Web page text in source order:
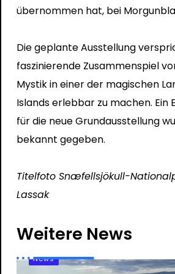
übernommen hat, bei
Die geplante Ausstellung
faszinierende Zusammenspiel
Mystik in einer der magischen
Islands erlebbar zu machen. Ein
für die neue Grundausstellung
bekannt gegeben.
Titelfoto Snæfellsjökull-
Lassak
Weitere News
News